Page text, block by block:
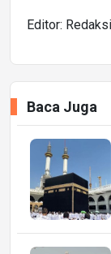
Editor: Redaksi
Baca Juga